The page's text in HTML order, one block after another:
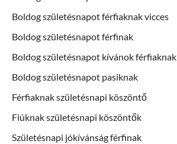
Boldog születésnapot férfiaknak vicces
Boldog születésnapot férfinak
Boldog születésnapot kívánok férfiaknak
Boldog születésnapot pasiknak
Férfiaknak születésnapi köszöntő
Fiúknak születésnapi köszöntők
Születésnapi jókívánság férfinak